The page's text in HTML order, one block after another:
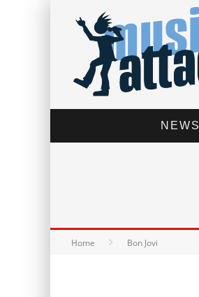
NEWS
Home Bon Jovi